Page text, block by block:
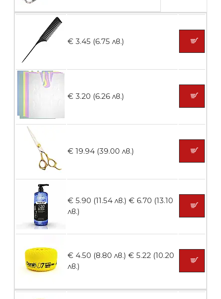
Ваничка за маникюр BMSPA1C
БЕЗПЛАТНО
Пила тип ренде
БЕЗПЛАТНО
Пила тип ренде 2в1
€ 3.45 (6.75 лв.)
€ 3.20 (6.26 лв.)
€ 19.94 (39.00 лв.)
€ 5.90 (11.54 лв.) € 6.70 (13.10
лв.)
€ 4.50 (8.80 лв.) € 5.22 (10.20
лв.)